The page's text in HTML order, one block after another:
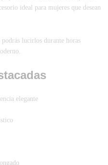
ideal para mujeres que desean
lucirlos durante horas
elegante